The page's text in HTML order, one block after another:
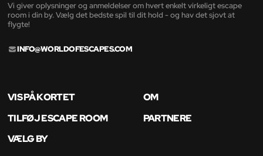
Vi giver oplysninger og anmeldelser om hvert enkelt virkeligt escape
room i din by. Vælg det bedste spil til dit hold - og hav det sjovt at
flygte!
INFO@WORLDOFESCAPES.COM
VIS PÅ KORTET
OM
TILFØJ ESCAPE ROOM
PARTNERE
VÆLG BY